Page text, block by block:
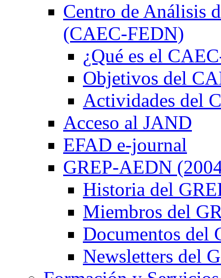
Centro de Análisis
(CAEC-FEDN)
¿Qué es el
Objetivos del
Actividades del
Acceso al JAND
EFAD e-journal
GREP-AEDN
Historia del
Miembros del
Documentos del
Newsletters del